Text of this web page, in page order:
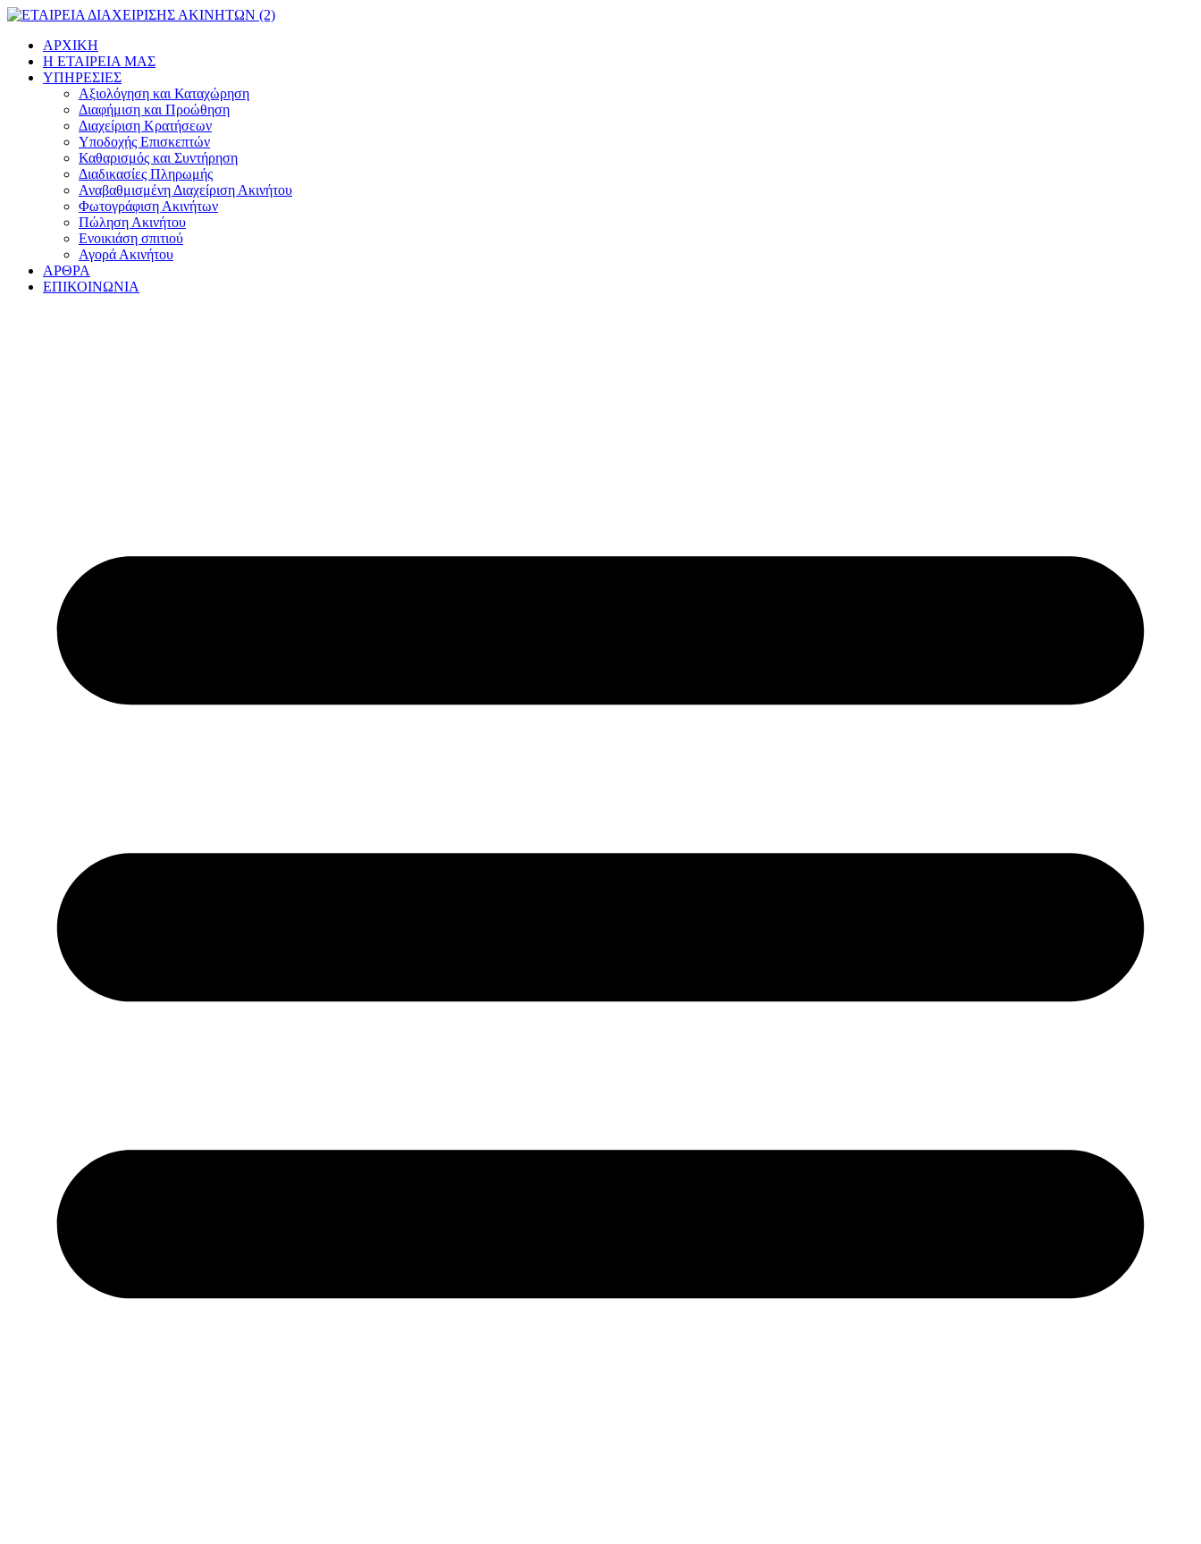
Μετάβαση
περιεχόμενο
ΑΡΧΙΚΗ
Η ΕΤΑΙΡΕΙΑ ΜΑΣ
ΥΠΗΡΕΣΙΕΣ
Αξιολόγηση και Καταχώρηση
Διαφήμιση και Προώθηση
Διαχείριση Κρατήσεων
Υποδοχής Επισκεπτών
Καθαρισμός και Συντήρηση
Διαδικασίες Πληρωμής
Αναβαθμισμένη Διαχείριση Ακινήτου
Φωτογράφιση Ακινήτων
Πώληση Ακινήτου
Ενοικιάση σπιτιού
Αγορά Ακινήτου
ΑΡΘΡΑ
ΕΠΙΚΟΙΝΩΝΙΑ